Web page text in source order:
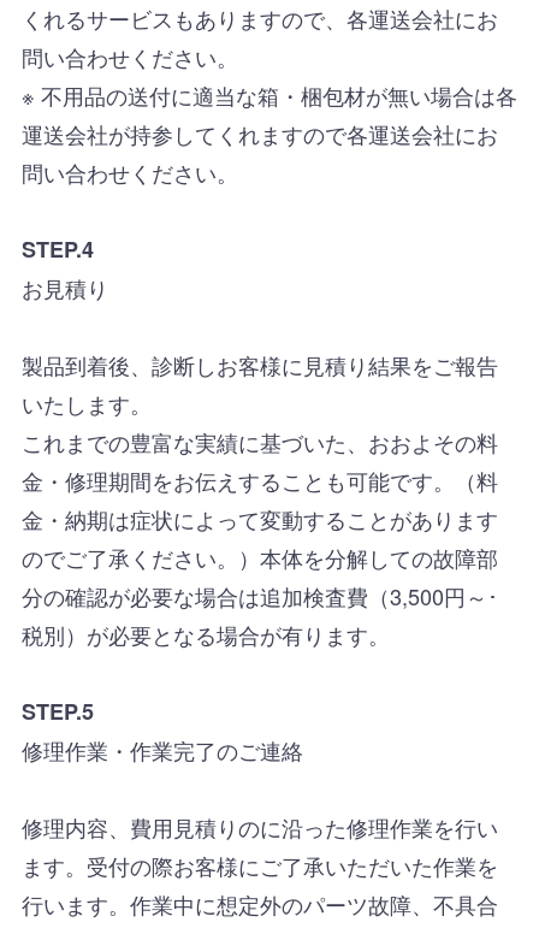
くれるサービスもありますので、各運送会社にお
問い合わせください。
※ 不用品の送付に適当な箱・梱包材が無い場合は各
運送会社が持参してくれますので各運送会社にお
問い合わせください。
STEP.4
お見積り
製品到着後、診断しお客様に見積り結果をご報告
いたします。
これまでの豊富な実績に基づいた、おおよその料
金・修理期間をお伝えすることも可能です。（料
金・納期は症状によって変動することがあります
のでご了承ください。）本体を分解しての故障部
分の確認が必要な場合は追加検査費（3,500円～･
税別）が必要となる場合が有ります。
STEP.5
修理作業・作業完了のご連絡
修理内容、費用見積りのに沿った修理作業を行い
ます。受付の際お客様にご了承いただいた作業を
行います。作業中に想定外のパーツ故障、不具合